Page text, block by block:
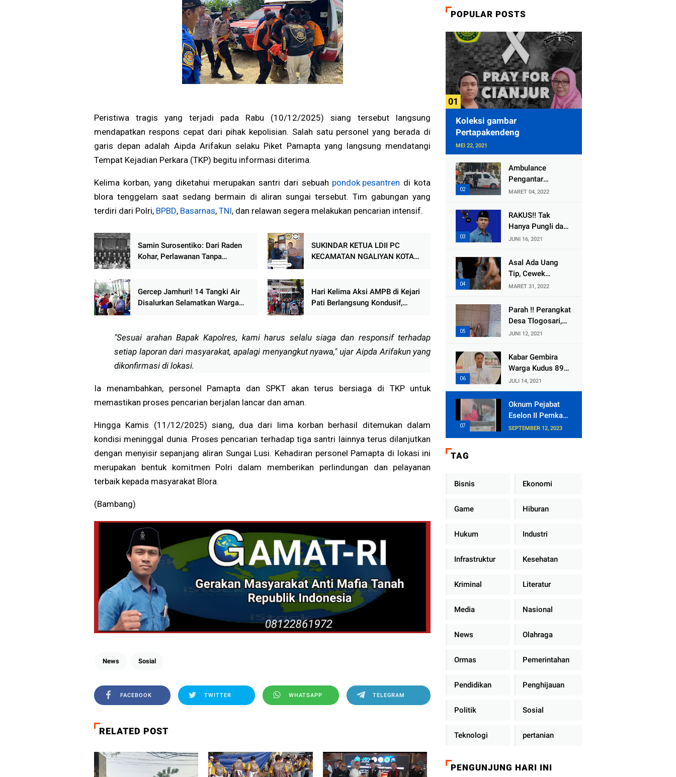
Peristiwa tragis yang terjadi pada Rabu (10/12/2025) siang tersebut langsung
mendapatkan respons cepat dari pihak kepolisian. Salah satu personel yang berada di
garis depan adalah Aipda Arifakun selaku Piket Pamapta yang langsung mendatangi
Tempat Kejadian Perkara (TKP) begitu informasi diterima.
Kelima korban, yang diketahui merupakan santri dari sebuah pondok pesantren di kota
blora tenggelam saat sedang bermain di aliran sungai tersebut. Tim gabungan yang
terdiri dari Polri, BPBD, Basarnas, TNI, dan relawan segera melakukan pencarian intensif.
Samin Surosentiko: Dari Raden
Kohar, Perlawanan Tanpa
SUKINDAR KETUA LDII PC
KECAMATAN NGALIYAN KOTA
TIGA PILAR
Gercep Jamhuri! 14 Tangki Air
Disalurkan Selamatkan Warga
Hari Kelima Aksi AMPB di Kejari
Pati Berlangsung Kondusif,
"Sesuai arahan Bapak Kapolres, kami harus selalu siaga dan responsif terhadap
setiap laporan dari masyarakat, apalagi menyangkut nyawa," ujar Aipda Arifakun yang
dikonfirmasi di lokasi.
Ia menambahkan, personel Pamapta dan SPKT akan terus bersiaga di TKP untuk
memastikan proses pencarian berjalan lancar dan aman.
Hingga Kamis (11/12/2025) siang, dua dari lima korban berhasil ditemukan dalam
kondisi meninggal dunia. Proses pencarian terhadap tiga santri lainnya terus dilanjutkan
dengan menyisir sepanjang aliran Sungai Lusi. Kehadiran personel Pamapta di lokasi ini
merupakan bentuk komitmen Polri dalam memberikan perlindungan dan pelayanan
terbaik kepada masyarakat Blora.
(Bambang)
News Sosial
FACEBOOK TWITTER WHATSAPP TELEGRAM
RELATED POST
POPULAR POSTS
Koleksi gambar
Pertapakendeng
MEI 22, 2021
Ambulance
Pengantar
Jenazah Kepala
Mengalami
Kecelakaan
MARET 04, 2022
RAKUS!! Tak
Hanya Pungli dan
Dana Bedah
Diembat, ,
Perangkat Desa
Selewengkan
Bantuan Mushola
JUNI 16, 2021
Asal Ada Uang
Tip, Cewek
Pemandu Karaoke
Bersedia Bugil
MARET 31, 2022
Parah !! Perangkat
Desa Tlogosari,
Kecamatan
Embat Dana Bedah
Rumah dari
JUNI 12, 2021
Kabar Gembira
Warga Kudus 89
Persen RT di
Kudus Zona Hijau
JULI 14, 2021
Oknum Pejabat
Eselon II Pemkab
Lampung Utara
Asik Ngobrol
Dinas
SEPTEMBER 12, 2023
TAG
Bisnis Ekonomi
Game Hiburan
Hukum Industri
Infrastruktur Kesehatan
Kriminal Literatur
Media Nasional
News Olahraga
Ormas Pemerintahan
Pendidikan Penghijauan
Politik Sosial
Teknologi pertanian
PENGUNJUNG HARI INI